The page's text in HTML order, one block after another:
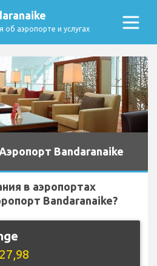
аэропорте и услугах
Bandaranaike
в аэропортах
Bandaranaike?